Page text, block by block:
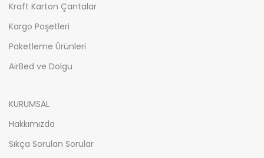
Kraft Karton Çantalar
Kargo Poşetleri
Paketleme Ürünleri
AirBed ve Dolgu
KURUMSAL
Hakkımızda
Sıkça Sorulan Sorular